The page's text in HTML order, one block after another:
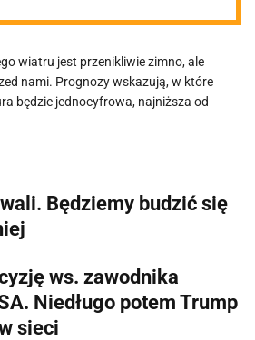
wiatru jest przenikliwie zimno, ale
nami. Prognozy wskazują, w które
będzie jednocyfrowa, najniższa od
Będziemy budzić się
ws. zawodnika
Niedługo potem Trump
sieci